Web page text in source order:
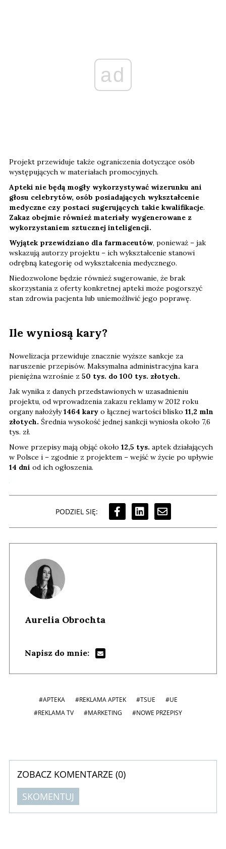
ad
Projekt przewiduje także ograniczenia dotyczące osób
występujących w materiałach promocyjnych.
Apteki nie będą mogły wykorzystywać wizerunku ani
głosu celebrytów, osób posiadających wykształcenie
medyczne czy postaci sugerujących takie kwalifikacje.
Zakaz obejmie również materiały wygenerowane z
wykorzystaniem sztucznej inteligencji.
Wyjątek przewidziano dla farmaceutów, ponieważ – jak
wskazują autorzy projektu – ich wykształcenie stanowi
odrębną kategorię od wykształcenia medycznego.
Niedozwolone będzie również sugerowanie, że brak
skorzystania z oferty konkretnej apteki może pogorszyć
stan zdrowia pacjenta lub uniemożliwić jego poprawę.
Ile wyniosą kary?
Nowelizacja przewiduje znacznie wyższe sankcje za
naruszenie przepisów. Maksymalna administracyjna kara
pieniężna wzrośnie z 50 tys. do 100 tys. złotych.
Jak wynika z danych przedstawionych w uzasadnieniu
projektu, od wprowadzenia zakazu reklamy w 2012 roku
organy nałożyły1464 kary o łącznej wartości blisko 11,2 mln
złotych. Średnia wysokość jednej sankcji wyniosła około 7,6
tys. zł.
Nowe przepisy mają objąć około 12,5 tys. aptek działających
w Polsce i – zgodnie z projektem – wejść w życie po upływie
14 dni od ich ogłoszenia.
PODZIEL SIĘ:
Aurelia Obrochta
Napisz do mnie:
#APTEKA #REKLAMA APTEK #TSUE
#UE
#REKLAMA TV
#MARKETING #NOWE PRZEPISY
ZOBACZ KOMENTARZE (0)
SKOMENTUJ